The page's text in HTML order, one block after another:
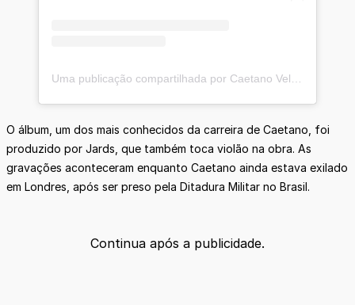
O álbum, um dos mais conhecidos da carreira de Caetano, foi
produzido por Jards, que também toca violão na obra. As
gravações aconteceram enquanto Caetano ainda estava exilado
em Londres, após ser preso pela Ditadura Militar no Brasil.
Continua após a publicidade.